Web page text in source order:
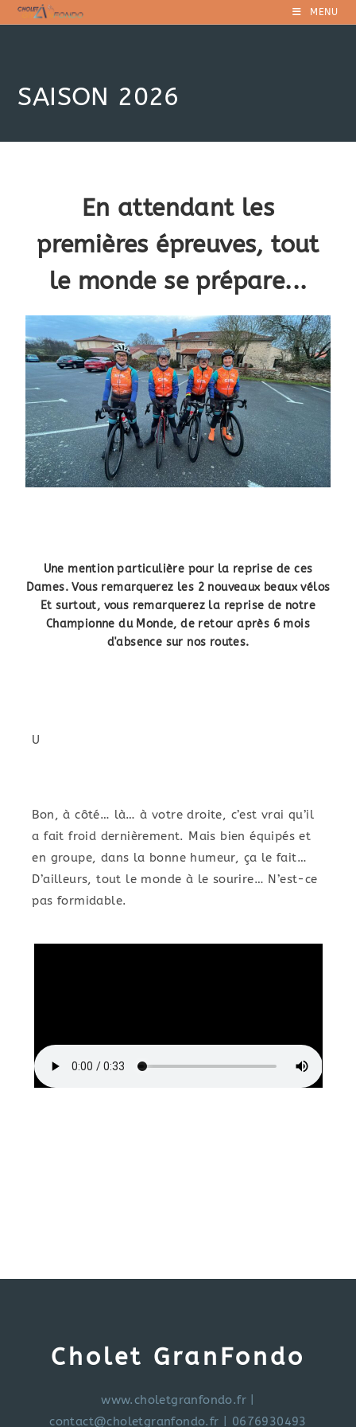
MENU
SAISON 2026
En attendant les
premières épreuves, tout
le monde se prépare...
Une mention particulière pour la reprise de ces
Dames. Vous remarquerez les 2 nouveaux beaux vélos
Et surtout, vous remarquerez la reprise de notre
Championne du Monde, de retour après 6 mois
d'absence sur nos routes.
U
Bon, à côté… là… à votre droite, c’est vrai qu’il
a fait froid dernièrement. Mais bien équipés et
en groupe, dans la bonne humeur, ça le fait…
D’ailleurs, tout le monde à le sourire… N’est-ce
pas formidable.
Cholet GranFondo
www.choletgranfondo.fr
contact@choletgranfondo.fr | 0676930493